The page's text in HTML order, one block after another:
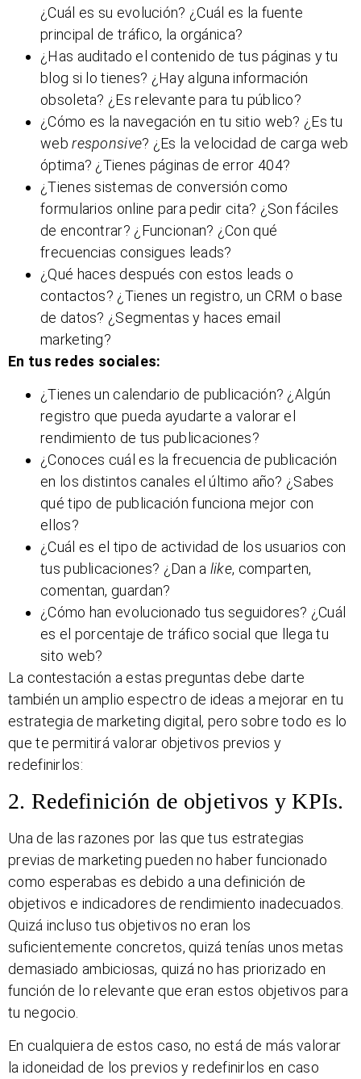
¿Cuál es su evolución? ¿Cuál es la fuente
principal de tráfico, la orgánica?
¿Has auditado el contenido de tus páginas y tu
blog si lo tienes? ¿Hay alguna información
obsoleta? ¿Es relevante para tu público?
¿Cómo es la navegación en tu sitio web? ¿Es tu
webresponsive? ¿Es la velocidad de carga web
óptima? ¿Tienes páginas de error 404?
¿Tienes sistemas de conversión como
formularios online para pedir cita? ¿Son fáciles
de encontrar? ¿Funcionan? ¿Con qué
frecuencias consigues leads?
¿Qué haces después con estos leads o
contactos? ¿Tienes un registro, un CRM o base
de datos? ¿Segmentas y haces email
marketing?
En tus redes sociales:
¿Tienes un calendario de publicación? ¿Algún
registro que pueda ayudarte a valorar el
rendimiento de tus publicaciones?
¿Conoces cuál es la frecuencia de publicación
en los distintos canales el último año? ¿Sabes
qué tipo de publicación funciona mejor con
ellos?
¿Cuál es el tipo de actividad de los usuarios con
tus publicaciones? ¿Dan a like, comparten,
comentan, guardan?
¿Cómo han evolucionado tus seguidores? ¿Cuál
es el porcentaje de tráfico social que llega tu
sito web?
La contestación a estas preguntas debe darte
también un amplio espectro de ideas a mejorar en tu
estrategia de marketing digital, pero sobre todo es lo
que te permitirá valorar objetivos previos y
redefinirlos:
2. Redefinición de objetivos y KPIs.
Una de las razones por las que tus estrategias
previas de marketing pueden no haber funcionado
como esperabas es debido a una definición de
objetivos e indicadores de rendimiento inadecuados.
Quizá incluso tus objetivos no eran los
suficientemente concretos, quizá tenías unos metas
demasiado ambiciosas, quizá no has priorizado en
función de lo relevante que eran estos objetivos para
tu negocio.
En cualquiera de estos caso, no está de más valorar
la idoneidad de los previos y redefinirlos en caso